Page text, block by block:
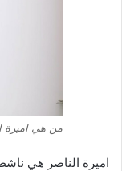
من هي اميرة